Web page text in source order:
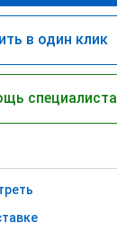
в один клик
специалиста